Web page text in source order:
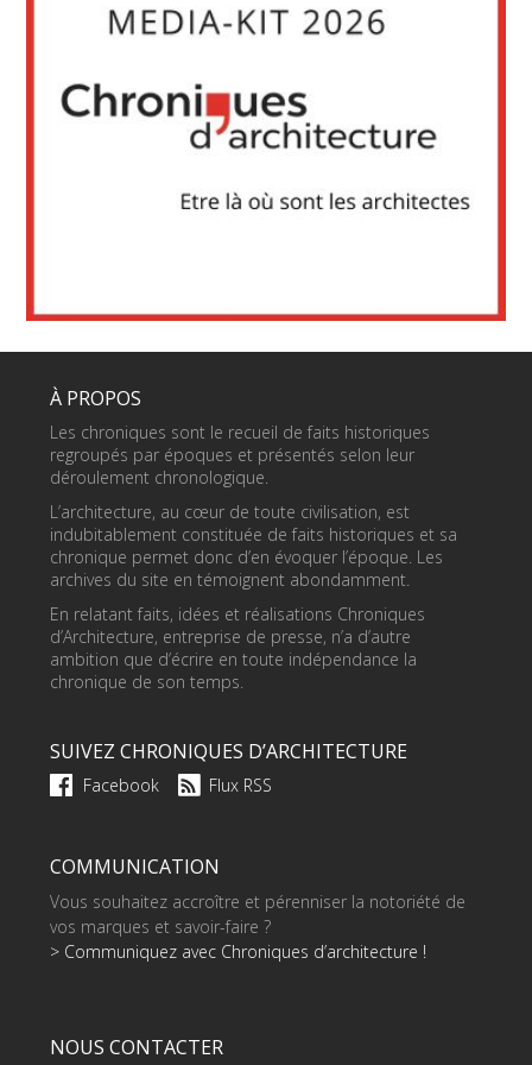
À PROPOS
Les chroniques sont le recueil de faits historiques
regroupés par époques et présentés selon leur
déroulement chronologique.
L’architecture, au cœur de toute civilisation, est
indubitablement constituée de faits historiques et sa
chronique permet donc d’en évoquer l’époque. Les
archives du site en témoignent abondamment.
En relatant faits, idées et réalisations Chroniques
d’Architecture, entreprise de presse, n’a d’autre
ambition que d’écrire en toute indépendance la
chronique de son temps.
SUIVEZ CHRONIQUES D’ARCHITECTURE
Facebook Flux RSS
COMMUNICATION
Vous souhaitez accroître et pérenniser la notoriété de
vos marques et savoir-faire ?
> Communiquez avec Chroniques d’architecture !
NOUS CONTACTER